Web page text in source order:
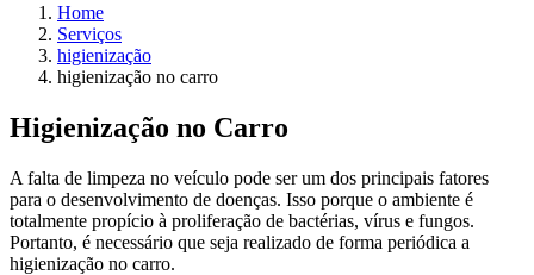
Home
Serviços
higienização
higienização no carro
Higienização no Carro
A falta de limpeza no veículo pode ser um dos principais fatores
para o desenvolvimento de doenças. Isso porque o ambiente é
totalmente propício à proliferação de bactérias, vírus e fungos.
Portanto, é necessário que seja realizado de forma periódica a
higienização no carro.